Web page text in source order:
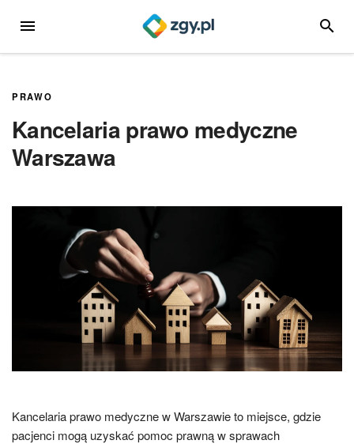
MENU
PRAWO
Kancelaria prawo medyczne
Warszawa
Kancelaria prawo medyczne w Warszawie to miejsce, gdzie
pacjenci mogą uzyskać pomoc prawną w sprawach